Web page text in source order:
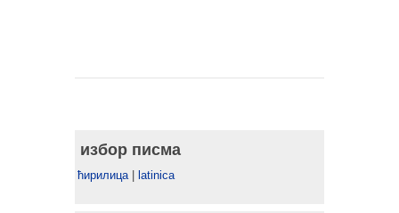
избор писма
ћирилица| latinica